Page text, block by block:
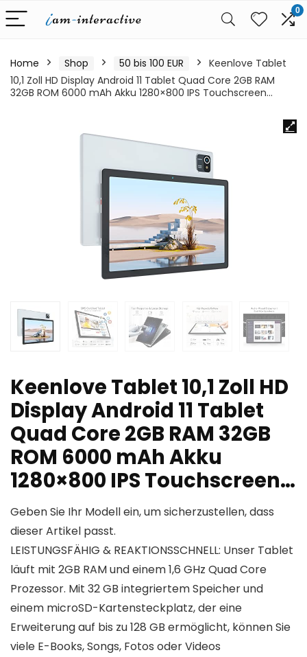
0
Home Shop 50 bis 100 EUR
Keenlove Tablet
10,1 Zoll HD Display Android 11 Tablet Quad Core 2GB RAM
32GB ROM 6000 mAh Akku 1280×800 IPS Touchscreen…
Keenlove Tablet 10,1 Zoll HD
Display Android 11 Tablet
Quad Core 2GB RAM 32GB
ROM 6000 mAh Akku
1280×800 IPS Touchscreen…
Geben Sie Ihr Modell ein, um sicherzustellen, dass
dieser Artikel passt.
LEISTUNGSFÄHIG & REAKTIONSSCHNELL: Unser Tablet
läuft mit 2GB RAM und einem 1,6 GHz Quad Core
Prozessor. Mit 32 GB integriertem Speicher und
einem microSD-Kartensteckplatz, der eine
Erweiterung auf bis zu 128 GB ermöglicht, können Sie
viele E-Books, Songs, Fotos oder Videos